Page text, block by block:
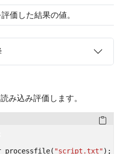
価した結果の値。
み込み評価します。
( "script.txt");